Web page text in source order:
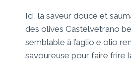
Ici, la saveur douce et
des olives Castelvetrano
semblable à l’aglio e olio
savoureuse pour faire frire